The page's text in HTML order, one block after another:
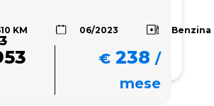
KM 06/2023 Benzina
€ 238 /
mese